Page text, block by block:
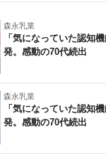
森永乳業
「気になっていた認知
発。感動の70代続出
森永乳業
「気になっていた認知
発。感動の70代続出